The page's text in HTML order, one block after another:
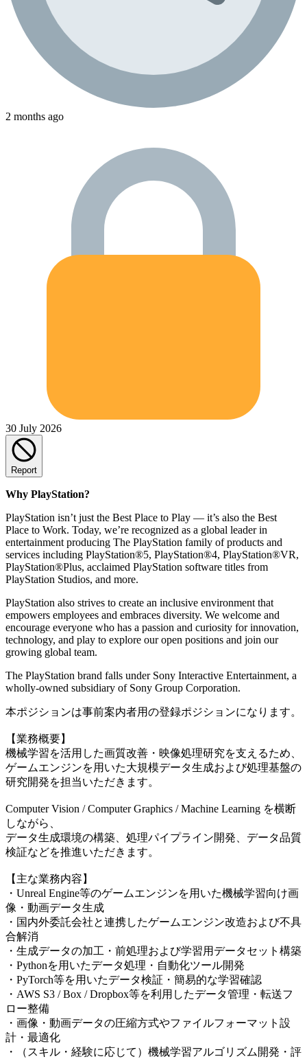
2 months ago
30 July 2026
Report
Why PlayStation?
PlayStation isn’t just the Best Place to Play — it’s also the Best
Place to Work. Today, we’re recognized as a global leader in
entertainment producing The PlayStation family of products and
services including PlayStation®5, PlayStation®4, PlayStation®VR,
PlayStation®Plus, acclaimed PlayStation software titles from
PlayStation Studios, and more.
PlayStation also strives to create an inclusive environment that
empowers employees and embraces diversity. We welcome and
encourage everyone who has a passion and curiosity for innovation,
technology, and play to explore our open positions and join our
growing global team.
The PlayStation brand falls under Sony Interactive Entertainment, a
wholly-owned subsidiary of Sony Group Corporation.
本ポジションは事前案内者用の登録ポジションになります。
【業務概要】
機械学習を活用した画質改善・映像処理研究を支えるため、
ゲームエンジンを用いた大規模データ生成および処理基盤の
研究開発を担当いただきます。
Computer Vision / Computer Graphics / Machine Learning を横断
しながら、
データ生成環境の構築、処理パイプライン開発、データ品質
検証などを推進いただきます。
【主な業務内容】
・Unreal Engine等のゲームエンジンを用いた機械学習向け画
像・動画データ生成
・国内外委託会社と連携したゲームエンジン改造および不具
合解消
・生成データの加工・前処理および学習用データセット構築
・Pythonを用いたデータ処理・自動化ツール開発
・PyTorch等を用いたデータ検証・簡易的な学習確認
・AWS S3 / Box / Dropbox等を利用したデータ管理・転送フ
ロー整備
・画像・動画データの圧縮方式やファイルフォーマット設
計・最適化
・（スキル・経験に応じて）機械学習アルゴリズム開発・評